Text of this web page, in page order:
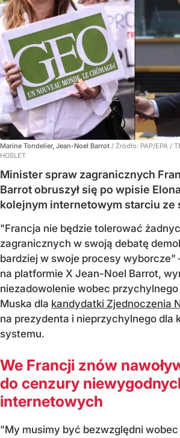
Marine Tondelier, Jean-Noel Barrot / Źródło: PAP/EPA /
HOSLET
Minister spraw zagranicznych
Barrot obruszył się po wpisie
kolejnym internetowym starciu ze
"Francja nie będzie tolerować
zagranicznych w swoją debatę
bardziej w swoje procesy wyborcze"
na platformie X Jean-Noel Barrot,
niezadowolenie wobec przychylnego
Muska dla kandydatki Zjednoczenia
na prezydenta i nieprzychylnego dla
systemu.
We Francji znów
do cenzury
internetowych
"My musimy być bezwzględni wobec